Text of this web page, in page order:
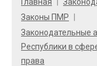
Законы ПМР
Законодательные
Республики в
права